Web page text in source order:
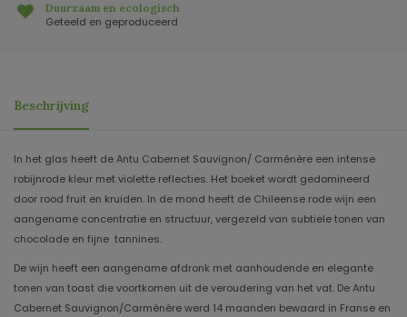
Duurzaam en ecologisch
Geteeld en geproduceerd
Beschrijving
In het glas heeft de Antu Cabernet Sauvignon/ Carménère een intense
robijnrode kleur met violette reflecties. Het boeket wordt gedomineerd
door rood fruit en kruiden. In de mond heeft de Chileense rode wijn een
aangename concentratie en structuur, vergezeld van subtiele tonen van
chocolade en fijne tannines.
De wijn heeft een aangename afdronk met aanhoudende en elegante
tonen van toast die voortkomen uit de veroudering van het vat. De Antu
Cabernet Sauvignon/Carménère werd 14 maanden bewaard in Franse en